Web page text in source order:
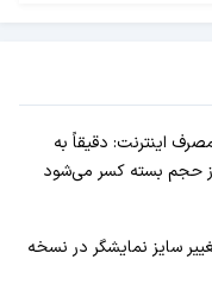
اینترنت: دقیقاً به
از حجم بسته کسر می‌شود
تغییر سایز نمایشگر در نسخه